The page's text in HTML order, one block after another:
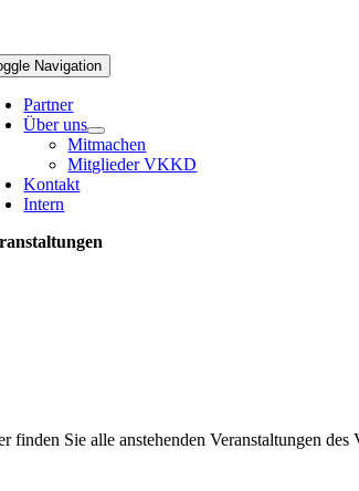
Navigation
Partner
Über uns
Mitmachen
Mitglieder VKKD
Kontakt
Intern
finden Sie alle anstehenden Veranstaltungen